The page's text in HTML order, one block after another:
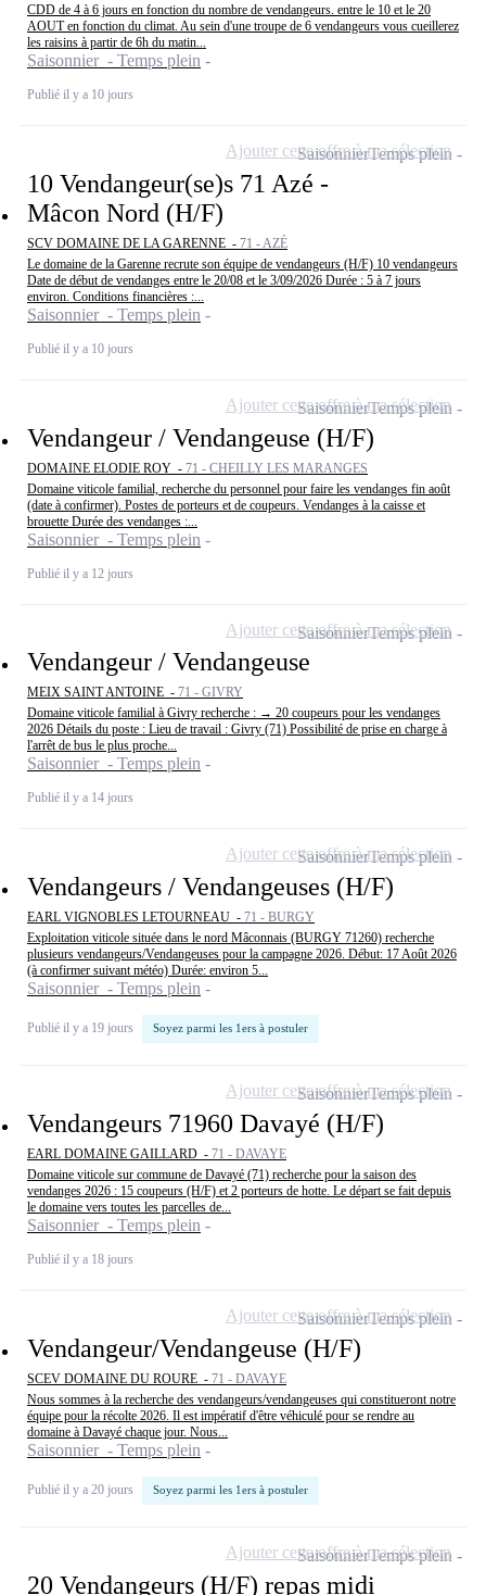
CDD de 4 à 6 jours en fonction du nombre de vendangeurs. entre le 10 et le 20
AOUT en fonction du climat. Au sein d'une troupe de 6 vendangeurs vous cueillerez
les raisins à partir de 6h du matin...
Saisonnier - Temps plein
Publié il y a 10 jours
10 Vendangeur(se)s 71 Azé -
Mâcon Nord (H/F)
SCV DOMAINE DE LA GARENNE - 71 - AZÉ
Le domaine de la Garenne recrute son équipe de vendangeurs (H/F) 10 vendangeurs
Date de début de vendanges entre le 20/08 et le 3/09/2026 Durée : 5 à 7 jours
environ. Conditions financières :...
Saisonnier - Temps plein
Publié il y a 10 jours
SaisonnierTemps plein
Ajouter cette offre à ma sélection
Vendangeur / Vendangeuse (H/F)
DOMAINE ELODIE ROY - 71 - CHEILLY LES MARANGES
Domaine viticole familial, recherche du personnel pour faire les vendanges fin août
(date à confirmer). Postes de porteurs et de coupeurs. Vendanges à la caisse et
brouette Durée des vendanges :...
Saisonnier - Temps plein
Publié il y a 12 jours
SaisonnierTemps plein
Ajouter cette offre à ma sélection
Vendangeur / Vendangeuse
MEIX SAINT ANTOINE - 71 - GIVRY
Domaine viticole familial à Givry recherche : → 20 coupeurs pour les vendanges
2026 Détails du poste : Lieu de travail : Givry (71) Possibilité de prise en charge à
l'arrêt de bus le plus proche...
Saisonnier - Temps plein
Publié il y a 14 jours
SaisonnierTemps plein
Ajouter cette offre à ma sélection
Vendangeurs / Vendangeuses (H/F)
EARL VIGNOBLES LETOURNEAU - 71 - BURGY
Exploitation viticole située dans le nord Mâconnais (BURGY 71260) recherche
plusieurs vendangeurs/Vendangeuses pour la campagne 2026. Début: 17 Août 2026
(à confirmer suivant météo) Durée: environ 5...
Saisonnier - Temps plein
Publié il y a 19 jours Soyez parmi les 1ers à postuler
SaisonnierTemps plein
Ajouter cette offre à ma sélection
Vendangeurs 71960 Davayé (H/F)
EARL DOMAINE GAILLARD - 71 - DAVAYE
Domaine viticole sur commune de Davayé (71) recherche pour la saison des
vendanges 2026 : 15 coupeurs (H/F) et 2 porteurs de hotte. Le départ se fait depuis
le domaine vers toutes les parcelles de...
Saisonnier - Temps plein
Publié il y a 18 jours
SaisonnierTemps plein
Ajouter cette offre à ma sélection
Vendangeur/Vendangeuse (H/F)
SCEV DOMAINE DU ROURE - 71 - DAVAYE
Nous sommes à la recherche des vendangeurs/vendangeuses qui constitueront notre
équipe pour la récolte 2026. Il est impératif d'être véhiculé pour se rendre au
domaine à Davayé chaque jour. Nous...
Saisonnier - Temps plein
Publié il y a 20 jours Soyez parmi les 1ers à postuler
SaisonnierTemps plein
Ajouter cette offre à ma sélection
20 Vendangeurs (H/F) repas midi
SaisonnierTemps plein
Ajouter cette offre à ma sélection